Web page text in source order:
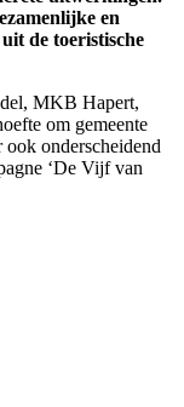
en
de toeristische
MKB Hapert,
om gemeente
onderscheidend
‘De Vijf van